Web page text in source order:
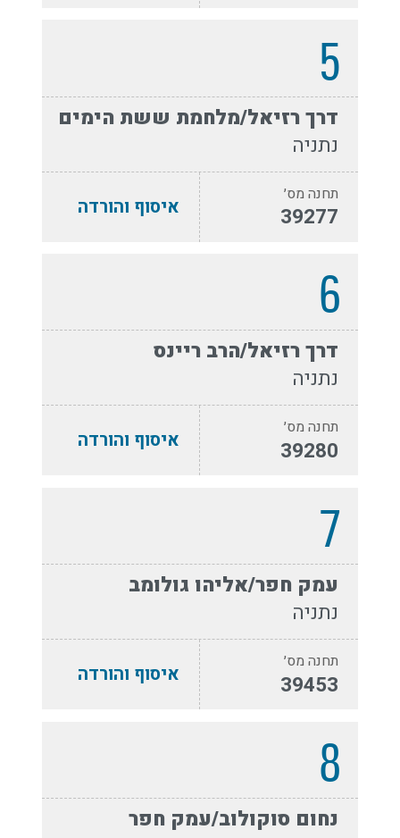
5
דרך רזיאל/מלחמת ששת הימים
נתניה
תחנה מס׳
39277 איסוף והורדה
6
דרך רזיאל/הרב ריינס
נתניה
תחנה מס׳
39280 איסוף והורדה
7
עמק חפר/אליהו גולומב
נתניה
תחנה מס׳
39453 איסוף והורדה
8
נחום סוקולוב/עמק חפר